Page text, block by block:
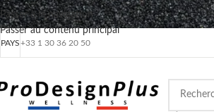
Passer à la navigation
Passer au contenu principal
PAYS+33 1 30 36 20 50